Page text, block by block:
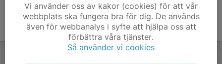
Vi använder oss av kakor (cookies) för att vår
webbplats ska fungera bra för dig. De används
även för webbanalys i syfte att hjälpa oss att
förbättra våra tjänster.
Så använder vi cookies